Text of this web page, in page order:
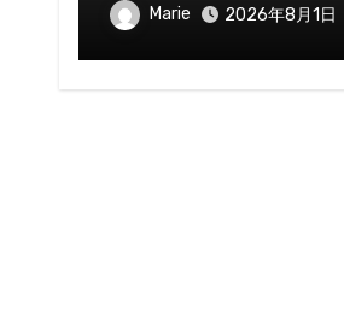
Marie 2026年8月1日